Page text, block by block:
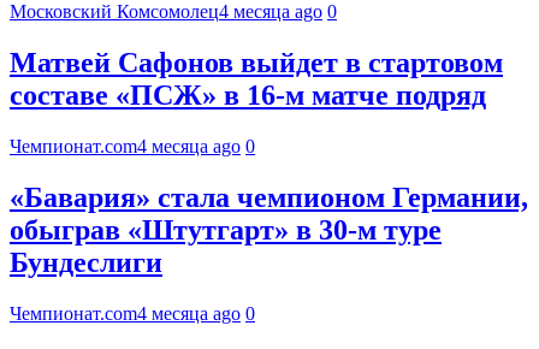
Московский Комсомолец4 месяца ago 0
Матвей Сафонов выйдет в стартовом
составе «ПСЖ» в 16-м матче подряд
Чемпионат.com4 месяца ago 0
«Бавария» стала чемпионом Германии,
обыграв «Штутгарт» в 30-м туре
Бундеслиги
Чемпионат.com4 месяца ago 0